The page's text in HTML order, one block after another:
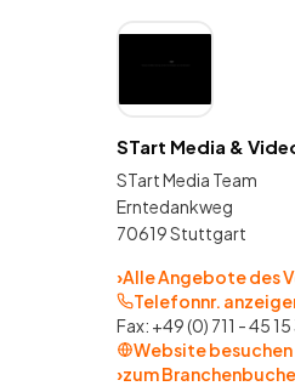
STart Media &
STart Media Team
Erntedankweg
70619 Stuttgart
›Alle Angebote des
Telefonnr.
Fax: +49 (0) 711 - 45
Website besuchen
›zum